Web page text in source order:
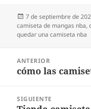
Publicado
el
7 de septiembre de
camiseta de mangas nba,
quedar una camiseta nba
entradas
ANTERIOR
Entrada
cómo las
SIGUIENTE